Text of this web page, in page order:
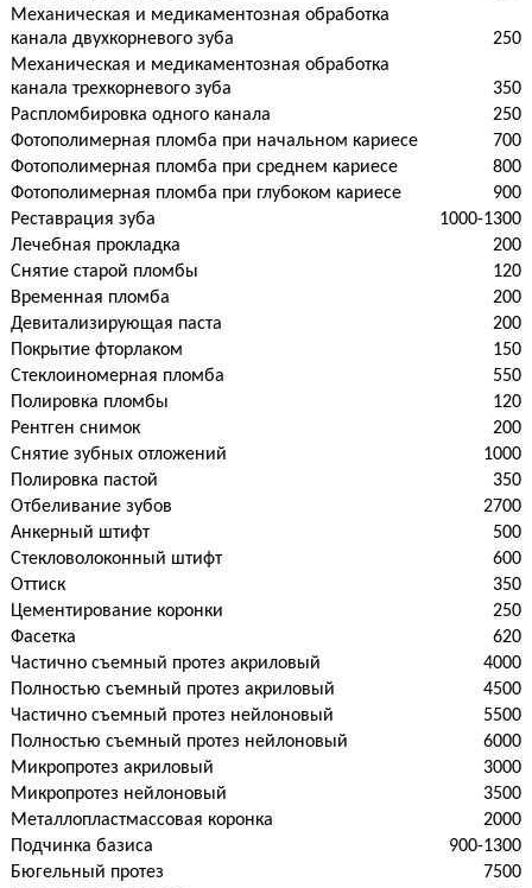
Механическая и медикаментозная обработка
канала двухкорневого зуба
250
Механическая и медикаментозная обработка
канала трехкорневого зуба
350
Распломбировка одного канала
250
Фотополимерная пломба при начальном кариесе
700
Фотополимерная пломба при среднем кариесе
800
Фотополимерная пломба при глубоком кариесе
900
Реставрация зуба
1000-1300
Лечебная прокладка
200
Снятие старой пломбы
120
Временная пломба
200
Девитализирующая паста
200
Покрытие фторлаком
150
Стеклоиномерная пломба
550
Полировка пломбы
120
Рентген снимок
200
Снятие зубных отложений
1000
Полировка пастой
350
Отбеливание зубов
2700
Анкерный штифт
500
Стекловолоконный штифт
600
Оттиск
350
Цементирование коронки
250
Фасетка
620
Частично съемный протез акриловый
4000
Полностью съемный протез акриловый
4500
Частично съемный протез нейлоновый
5500
Полностью съемный протез нейлоновый
6000
Микропротез акриловый
3000
Микропротез нейлоновый
3500
Металлопластмассовая коронка
2000
Подчинка базиса
900-1300
Бюгельный протез
7500